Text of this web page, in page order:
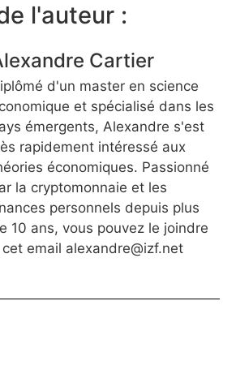
l'auteur :
Cartier
d'un master en science
et spécialisé dans les
émergents, Alexandre s'est
rapidement intéressé aux
économiques. Passionné
la cryptomonnaie et les
personnels depuis plus
10 ans, vous pouvez le joindre
cet email alexandre@izf.net